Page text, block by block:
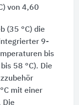
von 4,60
(35 °C) die
9-
bis
58 °C). Die
mit einer
Die